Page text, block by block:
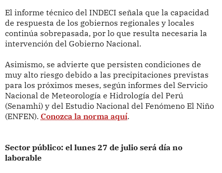
El informe técnico del INDECI señala que la capacidad
de respuesta de los gobiernos regionales y locales
continúa sobrepasada, por lo que resulta necesaria la
intervención del Gobierno Nacional.
Asimismo, se advierte que persisten condiciones de
muy alto riesgo debido a las precipitaciones previstas
para los próximos meses, según informes del Servicio
Nacional de Meteorología e Hidrología del Perú
(Senamhi) y del Estudio Nacional del Fenómeno El Niño
(ENFEN). Conozca la norma aquí.
Sector público: el lunes 27 de julio será día no
laborable